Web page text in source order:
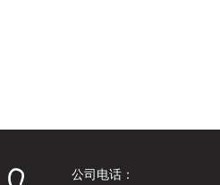
公司电话：